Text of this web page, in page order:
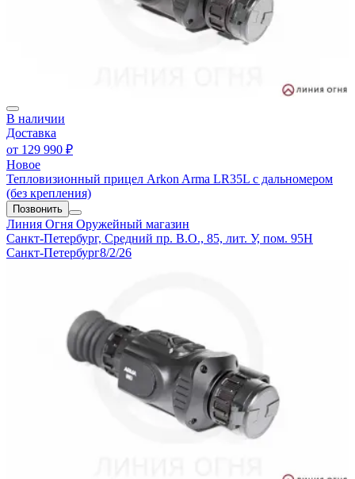
В наличии
Доставка
от 129 990 ₽
Новое
Тепловизионный прицел Arkon Arma LR35L с дальномером
(без крепления)
Позвонить
Линия Огня Оружейный магазин
Санкт-Петербург, Средний пр. В.О., 85, лит. У, пом. 95Н
Санкт-Петербург8/2/26